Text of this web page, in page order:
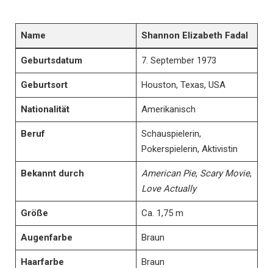
Name Shannon Elizabeth Fadal
Geburtsdatum 7. September 1973
Geburtsort Houston, Texas, USA
Nationalität Amerikanisch
Beruf
Schauspielerin,
Pokerspielerin, Aktivistin
Bekannt durch American Pie, Scary Movie,
Love Actually
Größe Ca. 1,75 m
Augenfarbe Braun
Haarfarbe Braun